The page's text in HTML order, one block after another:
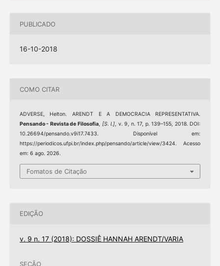
PUBLICADO
16-10-2018
COMO CITAR
ADVERSE, Helton. ARENDT E A DEMOCRACIA REPRESENTATIVA.
Pensando - Revista de Filosofia, [S. l.], v. 9, n. 17, p. 139–155, 2018. DOI:
10.26694/pensando.v9i17.7433. Disponível em:
https://periodicos.ufpi.br/index.php/pensando/article/view/3424. Acesso
em: 6 ago. 2026.
Fomatos de Citação
EDIÇÃO
v. 9 n. 17 (2018): DOSSIÊ HANNAH ARENDT/VARIA
SEÇÃO